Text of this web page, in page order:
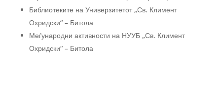
Библиотеките на Универзитетот „Св. Климент
Охридски“ – Битола
Меѓународни активности на НУУБ „Св. Климент
Охридски“ – Битола